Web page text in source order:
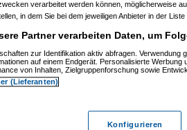
ETWAS hab ihr bekommen..(q.e.d.am
Welches ETWAS hab ihr bekommen..(
ETWAS hab ihr bekommen.. (monster23am
hab ihr bekommen.. (Diall am 23.12.2008,
hab ihr bekommen..( Madleram 23.12.2008,
hab ihr bekommen..(Games2Gameam
am 23.12.2008, 09:12:01)
bekommen..
Dimmuam 23.12.2008,
hab ihr bekommen..
Games2Gameam
verarbeitet werden können, möglicherweise
in dem Sie bei dem jeweiligen Anbieter in der
Partner verarbeiten Daten, um
zur Identifikation aktiv abfragen. Verwendung
auf einem Endgerät. Personalisierte Werbung
von Inhalten, Zielgruppenforschung sowie
(Lieferanten)
Konfigurieren